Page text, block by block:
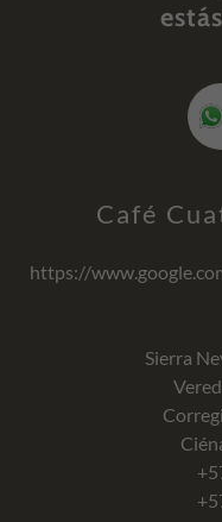
Café
https://
Sierra